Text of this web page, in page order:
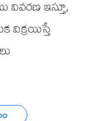
వివరణ ఇస్తూ,
విక్రయిస్తే